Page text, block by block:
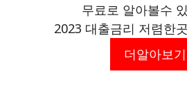
무료로 알아볼수
2023 대출금리 저렴한
더알아보기